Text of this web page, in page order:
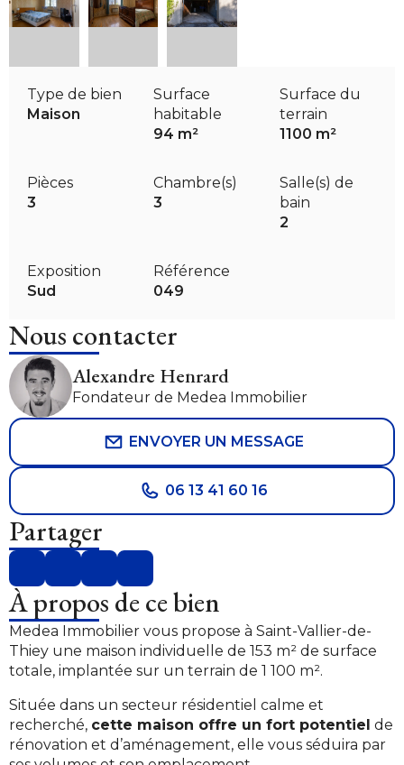
Type de bien
Maison
Surface
habitable
94 m²
Surface du
terrain
1100 m²
Pièces
3
Chambre(s)
3
Salle(s) de
bain
2
Exposition
Sud
Référence
049
Nous contacter
Alexandre Henrard
Fondateur de Medea Immobilier
ENVOYER UN MESSAGE
06 13 41 60 16
Partager
À propos de ce bien
Medea Immobilier vous propose à Saint-Vallier-de-
Thiey une maison individuelle de 153 m² de surface
totale, implantée sur un terrain de 1 100 m².
Située dans un secteur résidentiel calme et
recherché, cette maison offre un fort potentiel de
rénovation et d’aménagement, elle vous séduira par